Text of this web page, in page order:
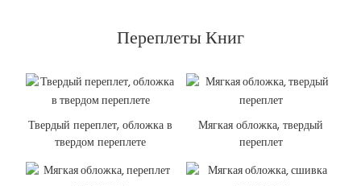
Переплеты Книг
Твердый переплет, обложка в
твердом переплете
Мягкая обложка, твердый
переплет